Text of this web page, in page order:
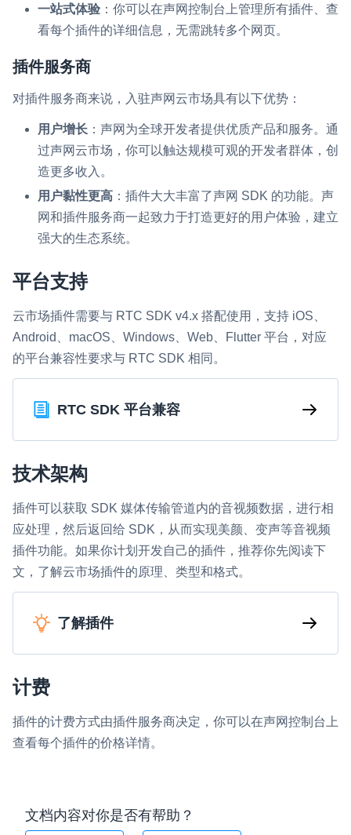
一站式实时互动模块的选型、购买、账号打通
拓展 SDK 能力，打造更具个性化的音视频互动效果
媒体服务
使用录制、推流、拉流等服务丰富互动体验
云端录制
本地服务端录制
旁路推流
输入在线媒体流
RTC 服务端 SDK
与 RTC 客户端 SDK 互通，实现收发流
快速高效的文档转换解决方案
水晶球
全周期通话质量检测、回溯和分析方案
低代码应用平台
灵动会议
低代码集成、灵活定制、超低延时的音视频会议
一站式体验 ：你可以在声网控制台上管理所有插件、查
看每个插件的详细信息，无需跳转多个网页。
插件服务商
对插件服务商来说，入驻声网云市场具有以下优势：
用户增长 ：声网为全球开发者提供优质产品和服务。通
过声网云市场，你可以触达规模可观的开发者群体，创
造更多收入。
用户黏性更高 ：插件大大丰富了声网 SDK 的功能。声
网和插件服务商一起致力于打造更好的用户体验，建立
强大的生态系统。
平台支持
云市场插件需要与 RTC SDK v4.x 搭配使用，支持 iOS、
Android、macOS、Windows、Web、Flutter 平台，对应
的平台兼容性要求与 RTC SDK 相同。
RTC SDK 平台兼容
技术架构
插件可以获取 SDK 媒体传输管道内的音视频数据，进行相
应处理，然后返回给 SDK，从而实现美颜、变声等音视频
插件功能。如果你计划开发自己的插件，推荐你先阅读下
文，了解云市场插件的原理、类型和格式。
了解插件
计费
插件的计费方式由插件服务商决定，你可以在声网控制台上
查看每个插件的价格详情。
文档内容对你是否有帮助？